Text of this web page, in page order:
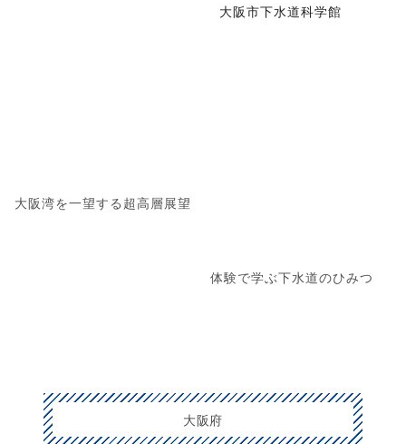
大阪湾を一望する超高層展望
大阪市下水道科学館
体験で学ぶ下水道のひみつ
大阪府